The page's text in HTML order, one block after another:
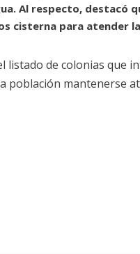
Al respecto, destacó
cisterna para atender
listado de colonias que
población mantenerse